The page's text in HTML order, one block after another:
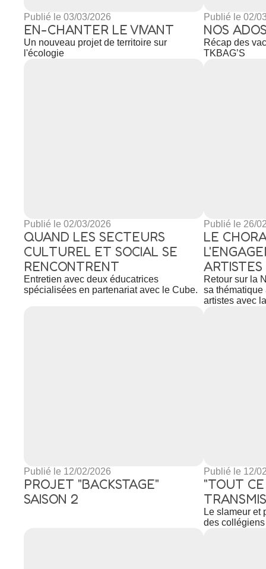
Publié le 03/03/2026
EN-CHANTER LE VIVANT
Un nouveau projet de territoire sur
l'écologie
Publié le 02/
NOS
Récap des
TKBAG’S
Publié le 02/03/2026
QUAND LES SECTEURS
CULTUREL ET SOCIAL SE
RENCONTRENT
Entretien avec deux éducatrices
spécialisées en partenariat avec le Cube.
Publié le 26/
LE
ARTISTES
Retour sur la
sa thématique
artistes avec
Publié le 12/02/2026
PROJET "BACKSTAGE"
SAISON 2
Publié le 12/
"TOUT
Le slameur et
des